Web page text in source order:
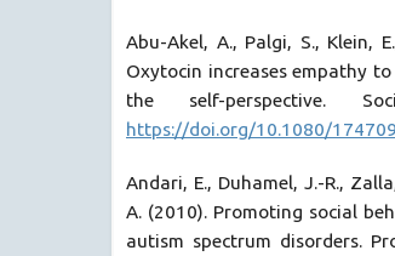
Abu-Akel, A., Palgi, S., Klein,
Oxytocin increases empathy
the self-perspective.
https://doi.org/10.1080/
Andari, E., Duhamel, J.-R.,
A. (2010). Promoting social
autism spectrum disorders.